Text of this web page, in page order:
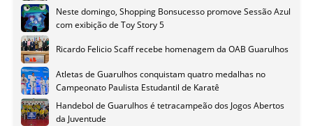
Neste domingo, Shopping Bonsucesso promove Sessão Azul
com exibição de Toy Story 5
Ricardo Felicio Scaff recebe homenagem da OAB Guarulhos
Atletas de Guarulhos conquistam quatro medalhas no
Campeonato Paulista Estudantil de Karatê
Handebol de Guarulhos é tetracampeão dos Jogos Abertos
da Juventude